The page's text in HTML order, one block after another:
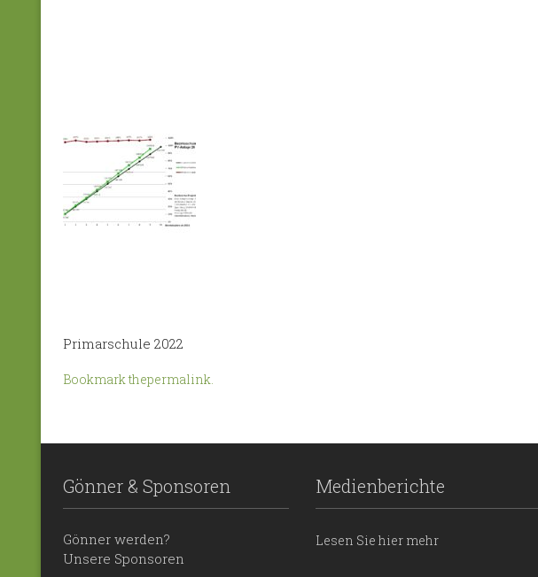
Primarschule 2022
Bookmark thepermalink.
Gönner & Sponsoren
Gönner werden?
Unsere Sponsoren
Medienberichte
Lesen Sie hier mehr